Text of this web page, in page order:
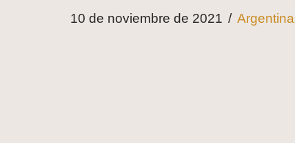
10 de noviembre de 2021 Argentina